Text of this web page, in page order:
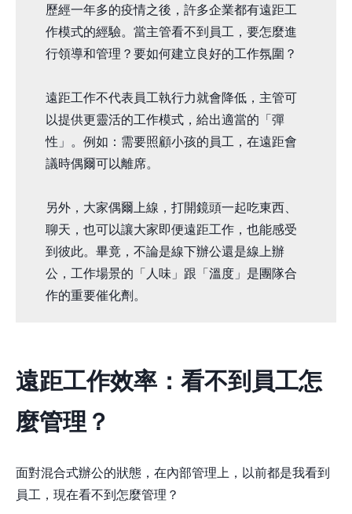
歷經一年多的疫情之後，許多企業都有遠距工
作模式的經驗。當主管看不到員工，要怎麼進
行領導和管理？要如何建立良好的工作氛圍？
遠距工作不代表員工執行力就會降低，主管可
以提供更靈活的工作模式，給出適當的「彈
性」。例如：需要照顧小孩的員工，在遠距會
議時偶爾可以離席。
另外，大家偶爾上線，打開鏡頭一起吃東西、
聊天，也可以讓大家即便遠距工作，也能感受
到彼此。畢竟，不論是線下辦公還是線上辦
公，工作場景的「人味」跟「溫度」是團隊合
作的重要催化劑。
遠距工作效率：看不到員工怎
麼管理？
面對混合式辦公的狀態，在內部管理上，以前都是我看到
員工，現在看不到怎麼管理？